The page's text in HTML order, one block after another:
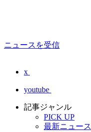
ニュースを受信
x
youtube
記事ジャンル
PICK UP
最新ニュース